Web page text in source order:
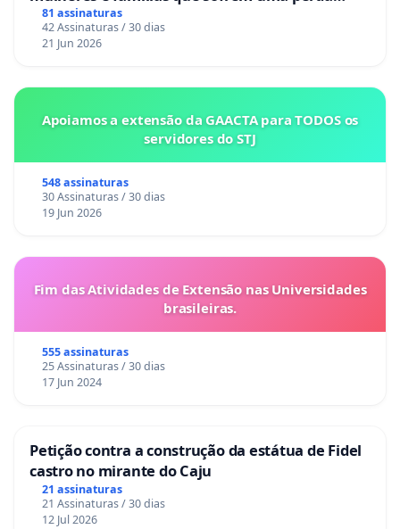
gestacional nos hospitais portugueses
81 assinaturas
42 Assinaturas / 30 dias
21 Jun 2026
Apoiamos a extensão da GAACTA para TODOS os
servidores do STJ
548 assinaturas
30 Assinaturas / 30 dias
19 Jun 2026
Fim das Atividades de Extensão nas Universidades
brasileiras.
555 assinaturas
25 Assinaturas / 30 dias
17 Jun 2024
Petição contra a construção da estátua de Fidel
castro no mirante do Caju
21 assinaturas
21 Assinaturas / 30 dias
12 Jul 2026